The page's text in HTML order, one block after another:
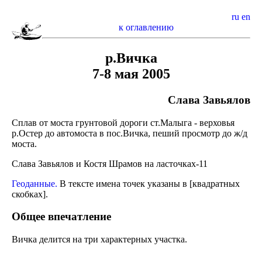
ru en
к оглавлению
р.Вичка
7-8 мая 2005
Слава Завьялов
Сплав от моста грунтовой дороги ст.Малыга - верховья
р.Остер до автомоста в пос.Вичка, пеший просмотр до ж/д
моста.
Слава Завьялов и Костя Шрамов на ласточках-11
Геоданные. В тексте имена точек указаны в [квадратных
скобках].
Общее впечатление
Вичка делится на три характерных участка.